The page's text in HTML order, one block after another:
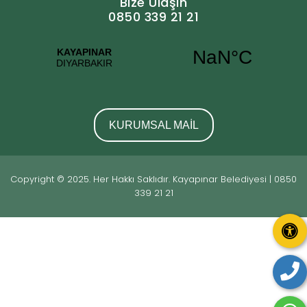
0850 339 21 21
KURUMSAL MAİL
Copyright © 2025. Her Hakkı Saklıdır. Kayapınar Belediyesi | 0850
339 21 21